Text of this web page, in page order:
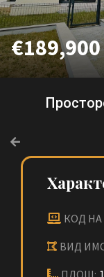
€189,900
КОД
ВИД
ПЛОЩ: